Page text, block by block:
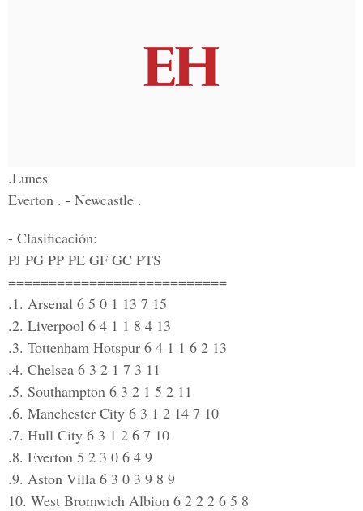
.Lunes
Everton . - Newcastle .
- Clasificación:
PJ PG PP PE GF GC PTS
===========================
.1. Arsenal 6 5 0 1 13 7 15
.2. Liverpool 6 4 1 1 8 4 13
.3. Tottenham Hotspur 6 4 1 1 6 2 13
.4. Chelsea 6 3 2 1 7 3 11
.5. Southampton 6 3 2 1 5 2 11
.6. Manchester City 6 3 1 2 14 7 10
.7. Hull City 6 3 1 2 6 7 10
.8. Everton 5 2 3 0 6 4 9
.9. Aston Villa 6 3 0 3 9 8 9
10. West Bromwich Albion 6 2 2 2 6 5 8